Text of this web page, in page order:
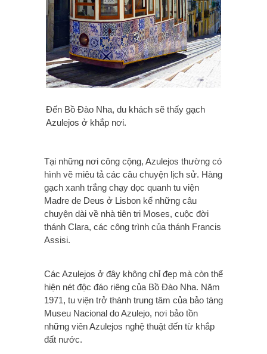
Đến Bồ Đào Nha, du khách sẽ thấy gạch
Azulejos ở khắp nơi.
Tại những nơi công cộng, Azulejos thường có
hình vẽ miêu tả các câu chuyện lịch sử. Hàng
gạch xanh trắng chạy dọc quanh tu viện
Madre de Deus ở Lisbon kể những câu
chuyện dài về nhà tiên tri Moses, cuộc đời
thánh Clara, các công trình của thánh Francis
Assisi.
Các Azulejos ở đây không chỉ đẹp mà còn thể
hiện nét độc đáo riêng của Bồ Đào Nha. Năm
1971, tu viện trở thành trung tâm của bảo tàng
Museu Nacional do Azulejo, nơi bảo tồn
những viên Azulejos nghệ thuật đến từ khắp
đất nước.